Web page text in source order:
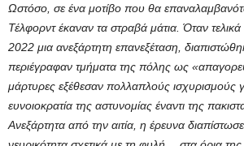
Ωστόσο, σε ένα μοτίβο που θα
Τέλφορντ έκαναν τα στραβά μάτια. Όταν
2022 μια ανεξάρτητη επανεξέταση,
περιέγραφαν τμήματα της πόλης ως
μάρτυρες εξέθεσαν πολλαπλούς ισχυρισμούς
ευνοιοκρατία της αστυνομίας έναντι της
Ανεξάρτητα από την αιτία, η έρευνα